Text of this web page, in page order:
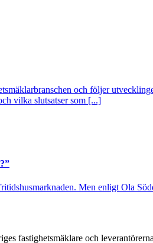
och följer
vilka slutsatser som [...]
Men enligt Ola
fastighetsmäklare och